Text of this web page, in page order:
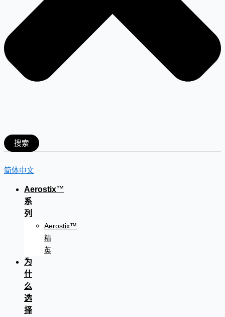
搜索
简体中文
Aerostix™
系
列
Aerostix™
精
英
为
什
么
选
择